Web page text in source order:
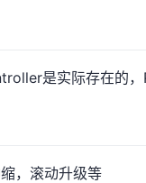
是实际存在的
，滚动升级等